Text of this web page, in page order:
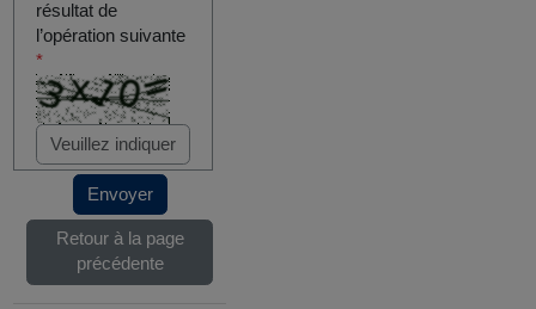
résultat de
l’opération suivante
*
Envoyer
Retour à la page
précédente